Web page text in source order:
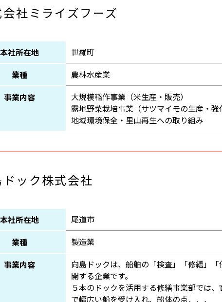
社ミライズフーズ
本社所在地
世羅町
業種
農林水産業
事業内容
大規模稲作事業（米生産・販売）
露地野菜栽培事業（サツマイモの生産・強
地域環境保全・里山再生への取り組み
ック株式会社
本社所在地
尾道市
業種
製造業
事業内容
向島ドックは、船舶の「検査」「修繕」
開する企業です。
５本のドックを活用する修繕事業部では
で幅広い船を受け入れ、船体の点．．．